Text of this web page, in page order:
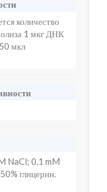
количество
1 мкг ДНК
мкл
NaCl; 0.1 mM
глицерин.